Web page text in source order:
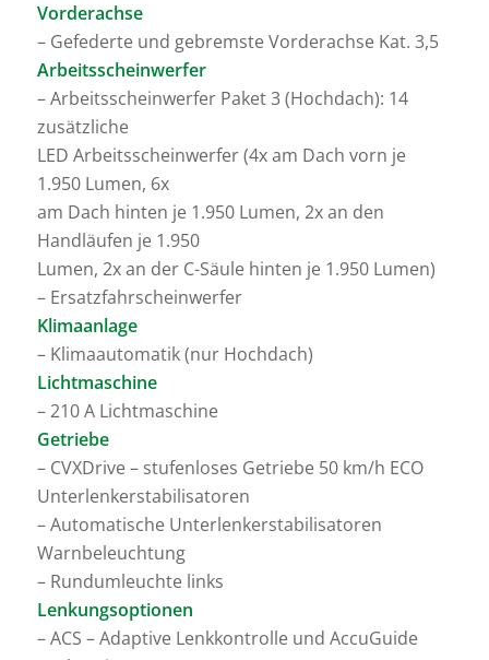
Vorderachse
– Gefederte und gebremste Vorderachse Kat. 3,5
Arbeitsscheinwerfer
– Arbeitsscheinwerfer Paket 3 (Hochdach): 14
zusätzliche
LED Arbeitsscheinwerfer (4x am Dach vorn je
1.950 Lumen, 6x
am Dach hinten je 1.950 Lumen, 2x an den
Handläufen je 1.950
Lumen, 2x an der C-Säule hinten je 1.950 Lumen)
– Ersatzfahrscheinwerfer
Klimaanlage
– Klimaautomatik (nur Hochdach)
Lichtmaschine
– 210 A Lichtmaschine
Getriebe
– CVXDrive – stufenloses Getriebe 50 km/h ECO
Unterlenkerstabilisatoren
– Automatische Unterlenkerstabilisatoren
Warnbeleuchtung
– Rundumleuchte links
Lenkungsoptionen
– ACS – Adaptive Lenkkontrolle und AccuGuide